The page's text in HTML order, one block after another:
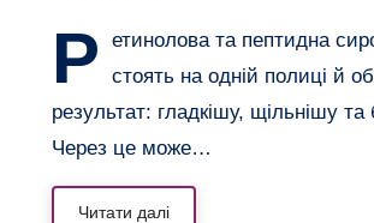
Р
етинолова та пептидна
стоять на одній полиці й
результат: гладкішу, щільнішу та
Через це може…
Читати далі